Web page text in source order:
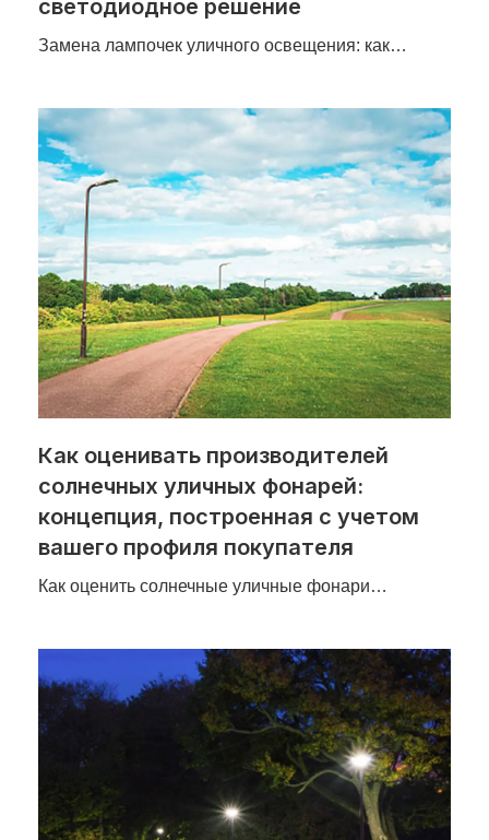
светодиодное решение
Замена лампочек уличного освещения: как…
Как оценивать производителей
солнечных уличных фонарей:
концепция, построенная с учетом
вашего профиля покупателя
Как оценить солнечные уличные фонари…